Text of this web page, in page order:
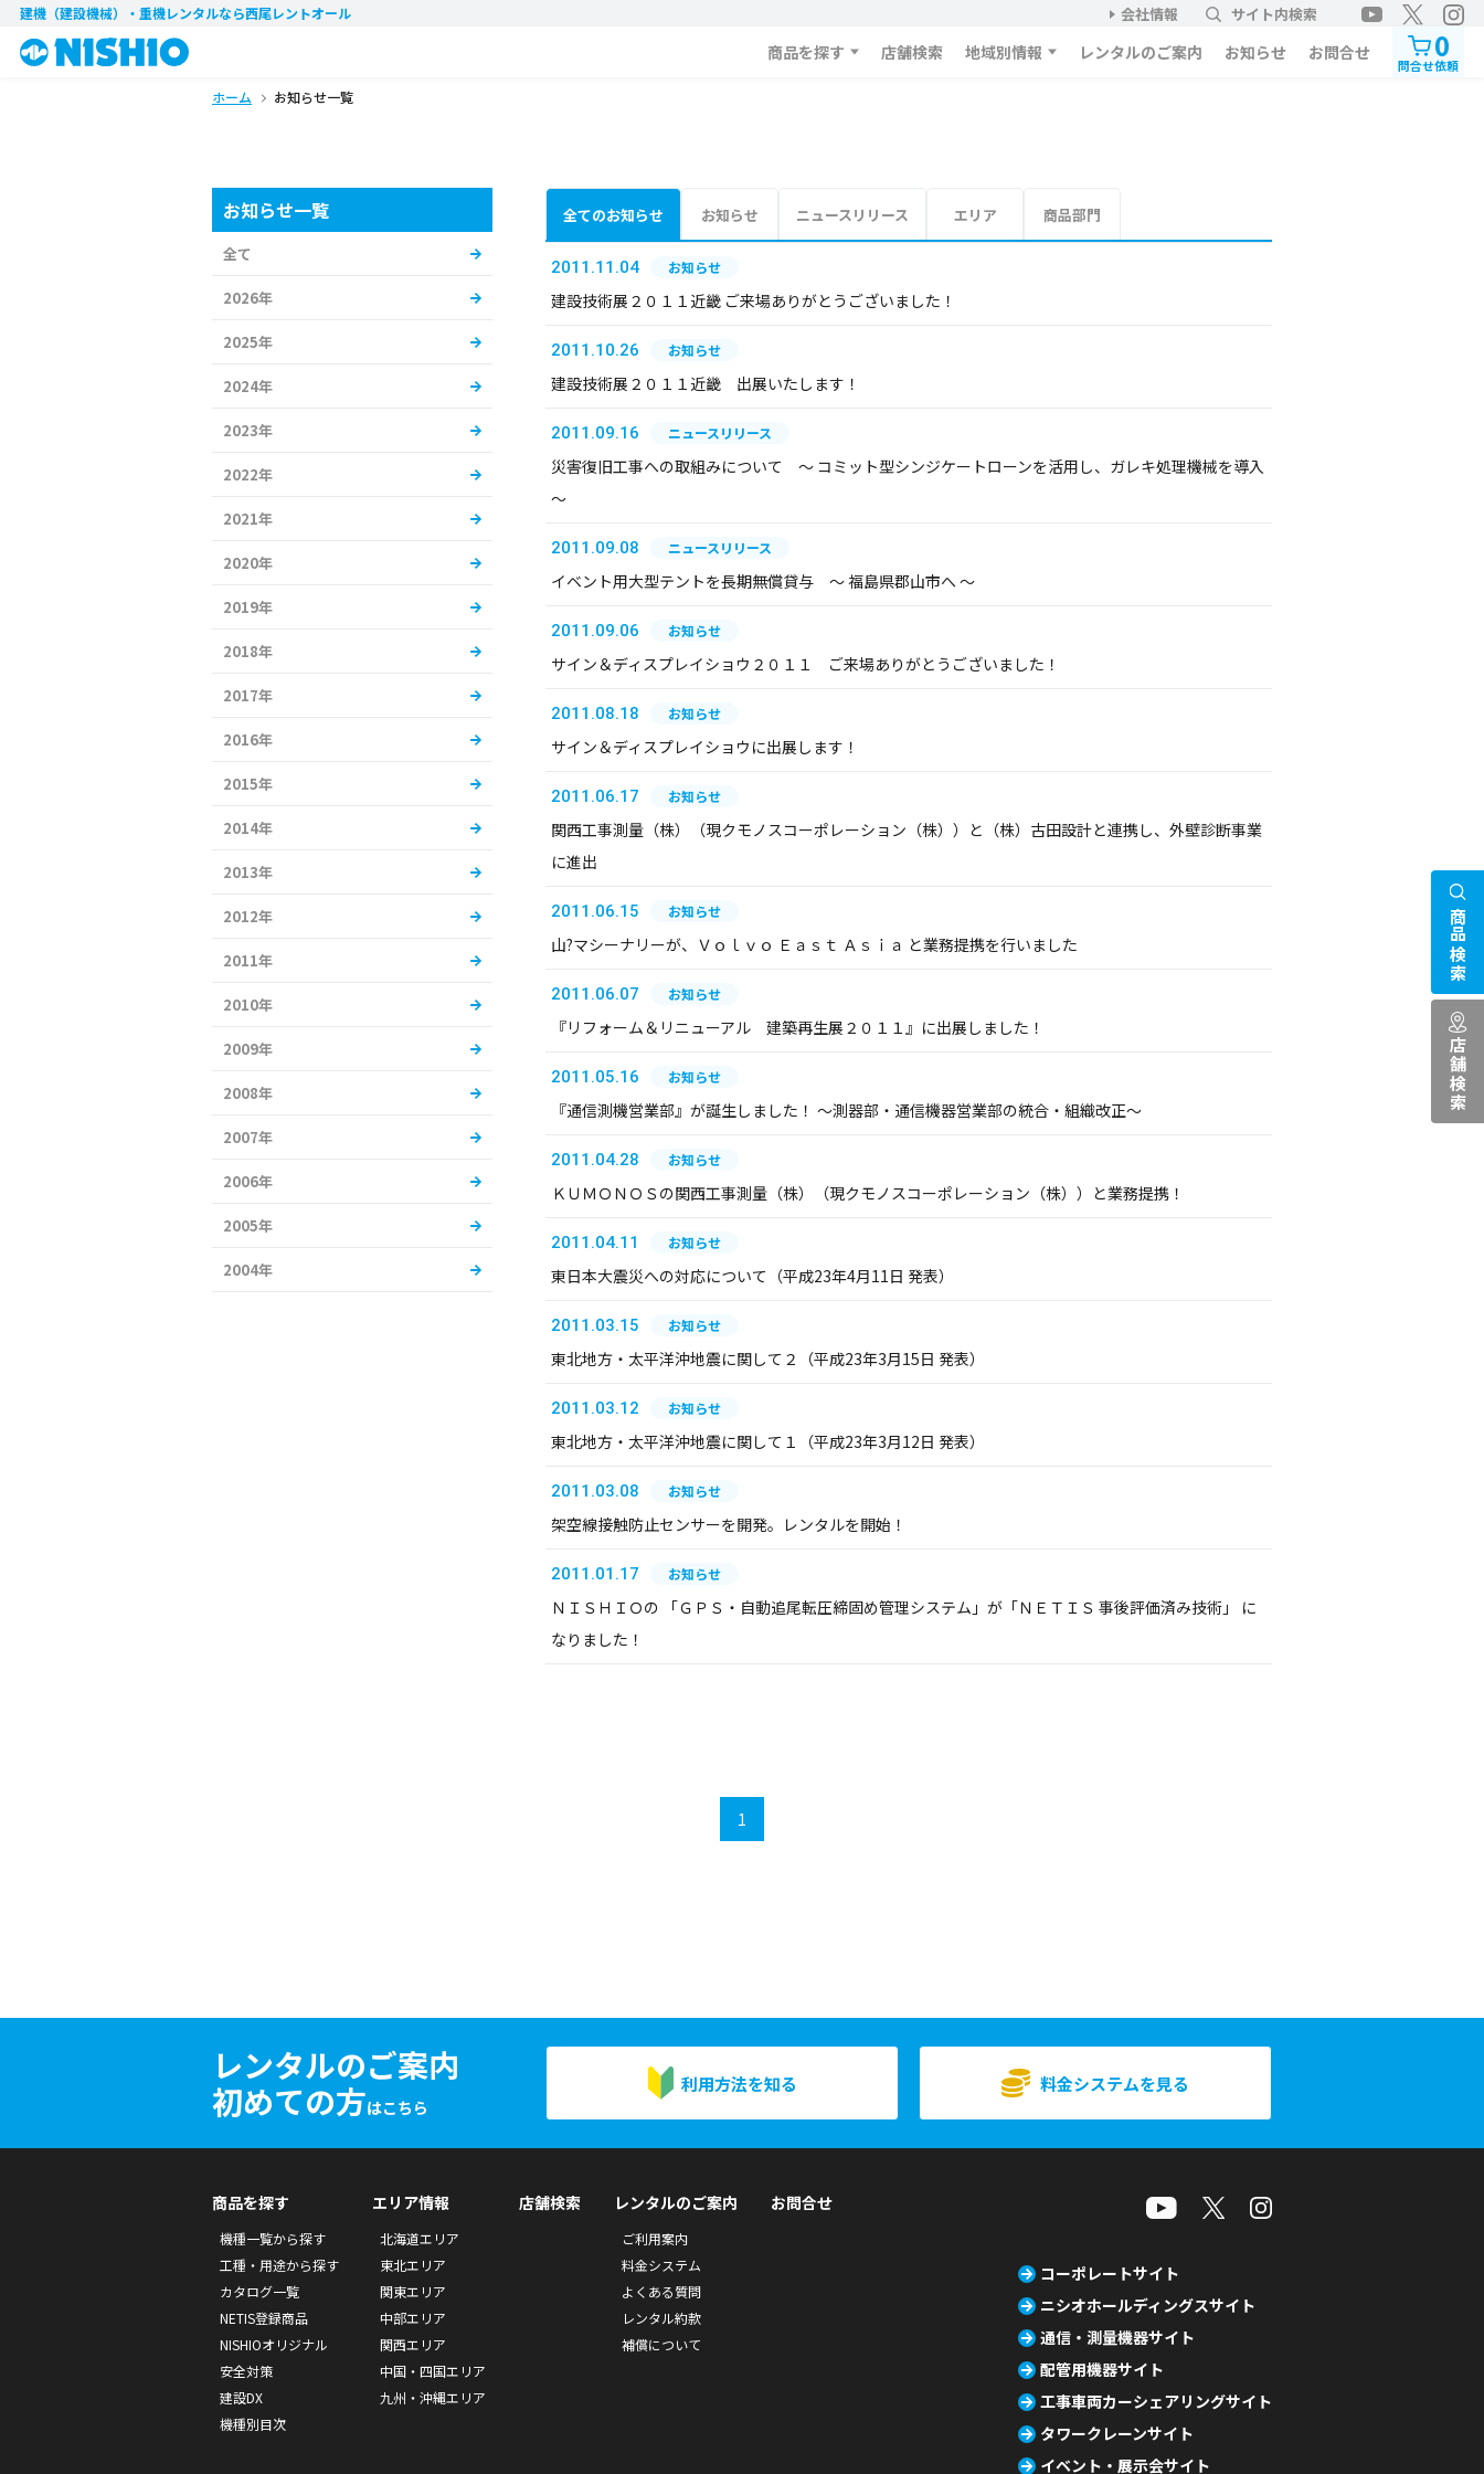
建機（建設機械）・重機レンタルなら西尾レントオール 会社情報 サイト内検索
商品を探す 店舗検索 地域別情報 レンタルのご案内 お知らせ お問合せ 0
問合せ依頼
ホーム お知らせ一覧
全てのお知らせ お知らせ ニュースリリース エリア 商品部門
2011.11.04 お知らせ
建設技術展２０１１近畿 ご来場ありがとうございました！
2011.10.26 お知らせ
建設技術展２０１１近畿 出展いたします！
2011.09.16 ニュースリリース
災害復旧工事への取組みについて ～ コミット型シンジケートローンを活用し、ガレキ処理機械を導入
～
2011.09.08 ニュースリリース
イベント用大型テントを長期無償貸与 ～ 福島県郡山市へ ～
2011.09.06 お知らせ
サイン＆ディスプレイショウ２０１１ ご来場ありがとうございました！
2011.08.18 お知らせ
サイン＆ディスプレイショウに出展します！
2011.06.17 お知らせ
関西工事測量（株）（現クモノスコーポレーション（株））と（株）古田設計と連携し、外壁診断事業
に進出
2011.06.15 お知らせ
山?マシーナリーが、Ｖｏｌｖｏ Ｅａｓｔ Ａｓｉａ と業務提携を行いました
2011.06.07 お知らせ
『リフォーム＆リニューアル 建築再生展２０１１』に出展しました！
2011.05.16 お知らせ
『通信測機営業部』が誕生しました！ ～測器部・通信機器営業部の統合・組織改正～
2011.04.28 お知らせ
ＫＵＭＯＮＯＳの関西工事測量（株）（現クモノスコーポレーション（株））と業務提携！
2011.04.11 お知らせ
東日本大震災への対応について（平成23年4月11日 発表）
2011.03.15 お知らせ
東北地方・太平洋沖地震に関して２（平成23年3月15日 発表）
2011.03.12 お知らせ
東北地方・太平洋沖地震に関して１（平成23年3月12日 発表）
2011.03.08 お知らせ
架空線接触防止センサーを開発。レンタルを開始！
2011.01.17 お知らせ
ＮＩＳＨＩＯの 「ＧＰＳ・自動追尾転圧締固め管理システム」が「ＮＥＴＩＳ 事後評価済み技術」 に
なりました！
1
お知らせ一覧
全て
2026年
2025年
2024年
2023年
2022年
2021年
2020年
2019年
2018年
2017年
2016年
2015年
2014年
2013年
2012年
2011年
2010年
2009年
2008年
2007年
2006年
2005年
2004年
レンタルのご案内
初めての方はこちら
利用方法を知る 料金システムを見る
商品検索
店舗検索
商品を探す
機種一覧から探す
工種・用途から探す
カタログ一覧
NETIS登録商品
NISHIOオリジナル
安全対策
建設DX
機種別目次
エリア情報
北海道エリア
東北エリア
関東エリア
中部エリア
関西エリア
中国・四国エリア
九州・沖縄エリア
店舗検索 レンタルのご案内
ご利用案内
料金システム
よくある質問
レンタル約款
補償について
お問合せ
コーポレートサイト
ニシオホールディングスサイト
通信・測量機器サイト
配管用機器サイト
工事車両カーシェアリングサイト
タワークレーンサイト
イベント・展示会サイト